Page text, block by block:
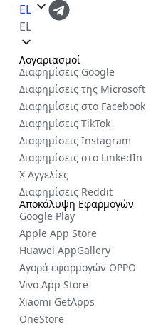
EL
EL
Λογαριασμοί
Διαφημίσεις Google
Διαφημίσεις της Microsoft
Διαφημίσεις στο Facebook
Διαφημίσεις TikTok
Διαφημίσεις Instagram
Διαφημίσεις στο LinkedIn
X Αγγελίες
Διαφημίσεις Reddit
Αποκάλυψη Εφαρμογών
Google Play
Apple App Store
Huawei AppGallery
Αγορά εφαρμογών OPPO
Vivo App Store
Xiaomi GetApps
OneStore